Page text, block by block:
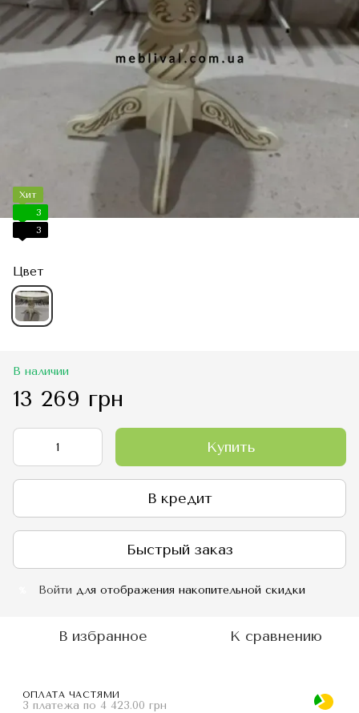
Хит
3
3
Цвет
В наличии
13 269 грн
Купить
В кредит
Быстрый заказ
Войти для отображения накопительной скидки
В избранное К сравнению
ОПЛАТА ЧАСТЯМИ
3 платежа по 4 423.00 грн